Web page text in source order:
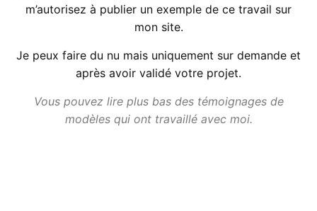
m’autorisez à publier un exemple de ce travail sur
mon site.
Je peux faire du nu mais uniquement sur demande et
après avoir validé votre projet.
Vous pouvez lire plus bas des témoignages de
modèles qui ont travaillé avec moi.